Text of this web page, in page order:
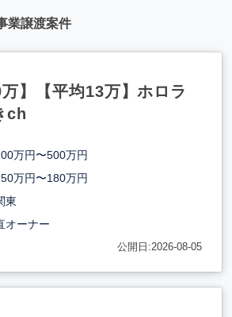
業譲渡案件
万】【平均13万】ホロラ
ch
万円〜500万円
万円〜180万円
東
オーナー
公開日:2026-08-05